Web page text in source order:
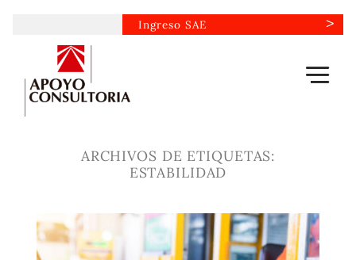
contenido
Ingreso SAE
ARCHIVOS DE ETIQUETAS:
ESTABILIDAD